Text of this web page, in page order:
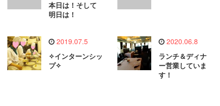
本日は！そして
明日は！
2019.07.5
✧インターンシッ
プ✧
2020.06.8
ランチ＆ディナ
ー営業していま
す！